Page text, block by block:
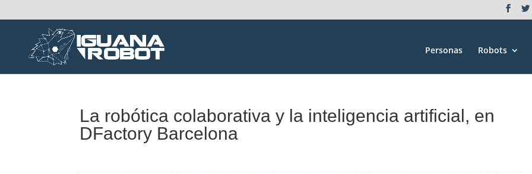
Personas Robots
La robótica colaborativa y la inteligencia artificial, en
DFactory Barcelona